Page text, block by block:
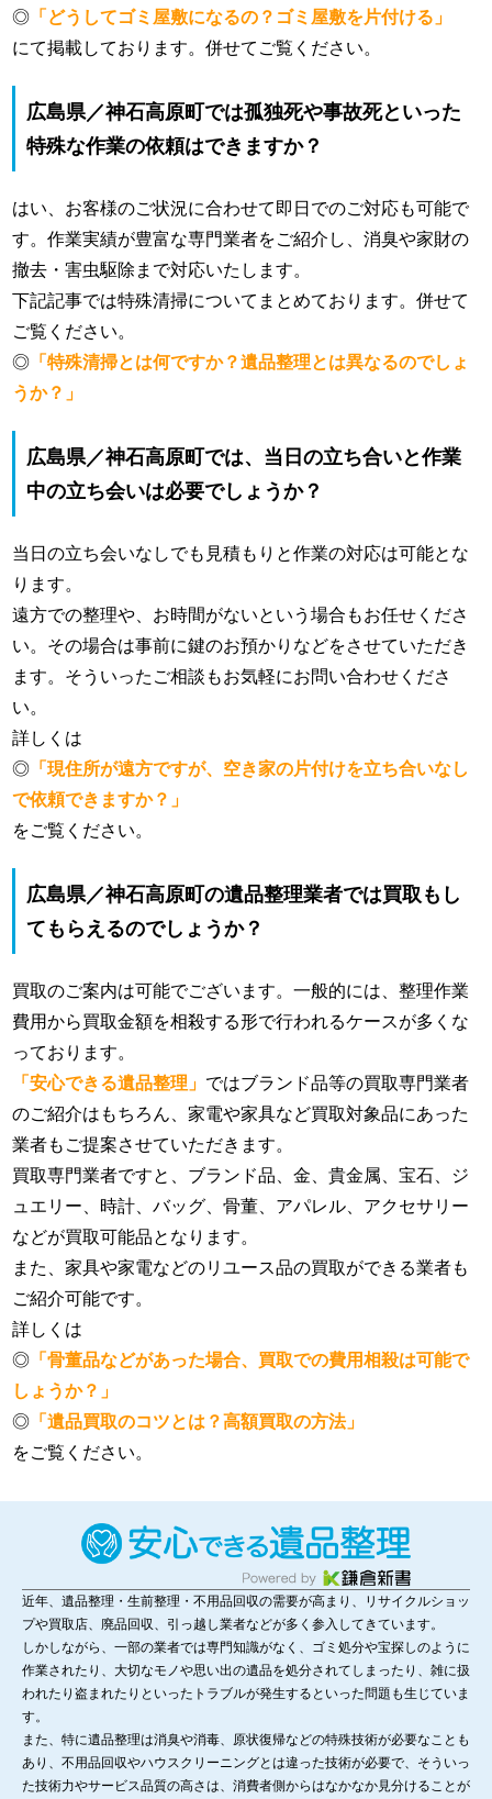
◎ 「どうしてゴミ屋敷になるの？ゴミ屋敷を片付ける」
にて掲載しております。併せてご覧ください。
広島県／神石高原町では孤独死や事故死といった
特殊な作業の依頼はできますか？
はい、お客様のご状況に合わせて即日でのご対応も可能で
す。作業実績が豊富な専門業者をご紹介し、消臭や家財の
撤去・害虫駆除まで対応いたします。
下記記事では特殊清掃についてまとめております。併せて
ご覧ください。
◎ 「特殊清掃とは何ですか？遺品整理とは異なるのでしょ
うか？」
広島県／神石高原町では、当日の立ち合いと作業
中の立ち会いは必要でしょうか？
当日の立ち会いなしでも見積もりと作業の対応は可能とな
ります。
遠方での整理や、お時間がないという場合もお任せくださ
い。その場合は事前に鍵のお預かりなどをさせていただき
ます。そういったご相談もお気軽にお問い合わせくださ
い。
詳しくは
◎ 「現住所が遠方ですが、空き家の片付けを立ち合いなし
で依頼できますか？」
をご覧ください。
広島県／神石高原町の遺品整理業者では買取もし
てもらえるのでしょうか？
買取のご案内は可能でございます。一般的には、整理作業
費用から買取金額を相殺する形で行われるケースが多くな
っております。
「安心できる遺品整理」 ではブランド品等の買取専門業者
のご紹介はもちろん、家電や家具など買取対象品にあった
業者もご提案させていただきます。
買取専門業者ですと、ブランド品、金、貴金属、宝石、ジ
ュエリー、時計、バッグ、骨董、アパレル、アクセサリー
などが買取可能品となります。
また、家具や家電などのリユース品の買取ができる業者も
ご紹介可能です。
詳しくは
◎ 「骨董品などがあった場合、買取での費用相殺は可能で
しょうか？」
◎ 「遺品買取のコツとは？高額買取の方法」
をご覧ください。
近年、遺品整理・生前整理・不用品回収の需要が高まり、リサイクルショッ
プや買取店、廃品回収、引っ越し業者などが多く参入してきています。
しかしながら、一部の業者では専門知識がなく、ゴミ処分や宝探しのように
作業されたり、大切なモノや思い出の遺品を処分されてしまったり、雑に扱
われたり盗まれたりといったトラブルが発生するといった問題も生じていま
す。
また、特に遺品整理は消臭や消毒、原状復帰などの特殊技術が必要なことも
あり、不用品回収やハウスクリーニングとは違った技術が必要で、そういっ
た技術力やサービス品質の高さは、消費者側からはなかなか見分けることが